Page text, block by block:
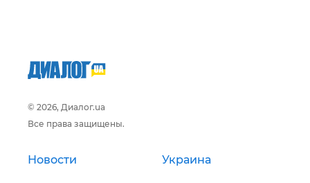
© 2026, Диалог.ua
Все права защищены.
Новости Украина